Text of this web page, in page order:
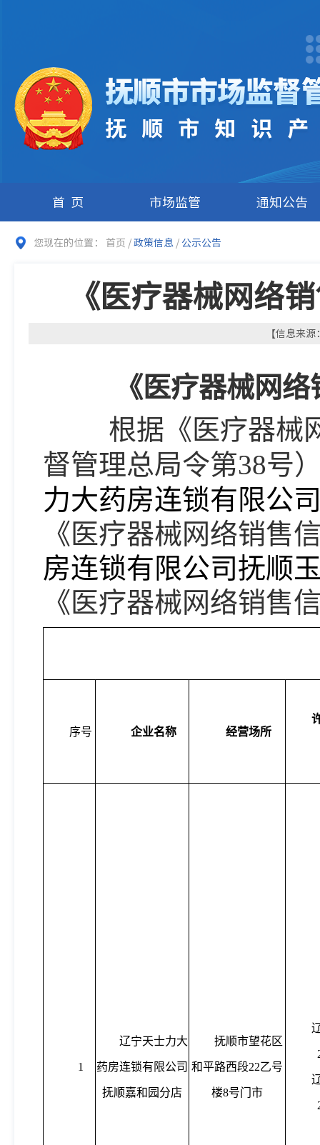
首页 市场监管 通知公告
您现在的位置： 首页 /政策信息 / 公示公告
《医疗器械网络
【信息来
《医疗器械网
根据《医疗器械
督管理总局令第38号
力大药房连锁有限公
《医疗器械网络销售
房连锁有限公司抚顺
《医疗器械网络销售
序号 企业名称 经营场所
1
辽宁天士力大
药房连锁有限公司
抚顺嘉和园分店
抚顺市望花区
和平路西段22乙号
楼8号门市